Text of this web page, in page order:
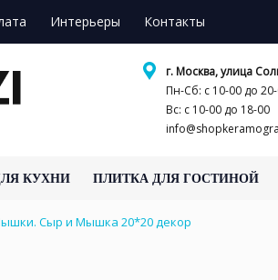
Интерьеры Контакты
г. Москва, улица
Пн-Сб: с 10-00 до
Вс: с 10-00 до 18-00
КУХНИ ПЛИТКА ДЛЯ ГОСТИНОЙ
Сыр и Мышка 20*20 декор